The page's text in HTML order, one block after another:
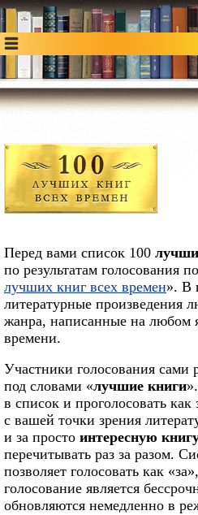
Перед вами список 100
по результатам голосования
лучших книг всех времен». В
литературные произведения
жанра, написанные на любом
времени.
Участники голосования сами
под словами «лучшие книги
в список и проголосовать как
с вашей точки зрения
и за просто интересную
перечитывать раз за разом.
позволяет голосовать как
голосование является
обновляются немедленно в